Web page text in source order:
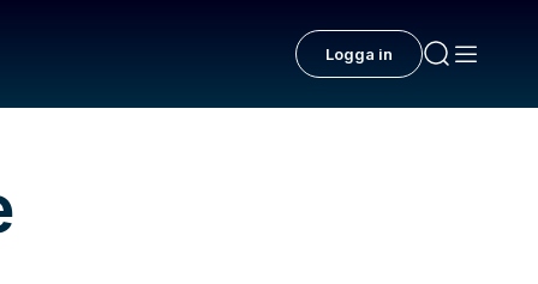
Logga in